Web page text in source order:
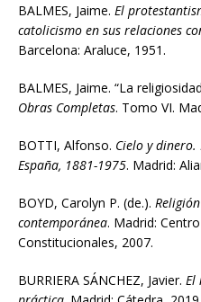
BALMES, Jaime. El
catolicismo en sus relaciones
Barcelona: Araluce, 1951.
BALMES, Jaime. “La
Obras Completas. Tomo VI.
BOTTI, Alfonso. Cielo y
España, 1881-1975. Madrid:
BOYD, Carolyn P. (de.).
contemporánea. Madrid:
Constitucionales, 2007.
BURRIERA SÁNCHEZ, Javier. El